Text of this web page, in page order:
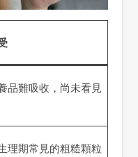
品難吸收，尚未看見
理期常見的粗糙顆粒